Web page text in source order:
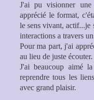
J'ai pu visionner
apprécié le format,
le sens vivant, actif...je
interactions a travers
Pour ma part, j'ai
au lieu de juste écouter.
J'ai beaucoup aimé
reprendre tous les
avec grand plaisir.